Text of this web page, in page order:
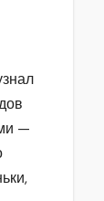
—